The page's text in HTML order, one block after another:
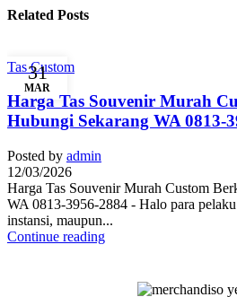
Related Posts
31
MAR
Tas Custom
Harga Tas Souvenir Murah
Hubungi Sekarang WA 0813-
Posted by admin
12/03/2026
Harga Tas Souvenir Murah Custom
WA 0813-3956-2884 - Halo para pelaku
instansi, maupun...
Continue reading